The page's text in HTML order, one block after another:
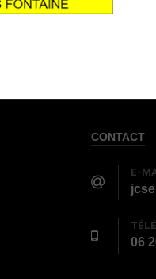
CONTACT
E-
06